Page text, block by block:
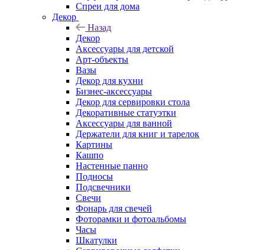
Спреи для дома
Декор
Назад
Декор
Аксессуары для детской
Арт-объекты
Вазы
Декор для кухни
Бизнес-аксессуары
Декор для сервировки стола
Декоративные статуэтки
Аксессуары для ванной
Держатели для книг и тарелок
Картины
Кашпо
Настенные панно
Подносы
Подсвечники
Свечи
Фонарь для свечей
Фоторамки и фотоальбомы
Часы
Шкатулки